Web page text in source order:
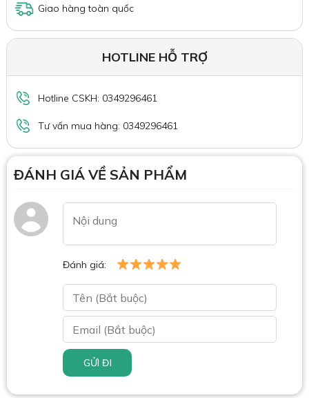
Giao hàng toàn quốc
HOTLINE HỖ TRỢ
Hotline CSKH: 0349296461
Tư vấn mua hàng: 0349296461
ĐÁNH GIÁ VỀ SẢN PHẨM
Đánh giá:
GỬI ĐI